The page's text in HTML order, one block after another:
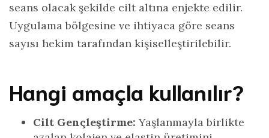
seans olacak şekilde cilt altına enjekte edilir.
Uygulama bölgesine ve ihtiyaca göre seans
sayısı hekim tarafından kişiselleştirilebilir.
Hangi amaçla kullanılır?
Cilt Gençleştirme: Yaşlanmayla birlikte